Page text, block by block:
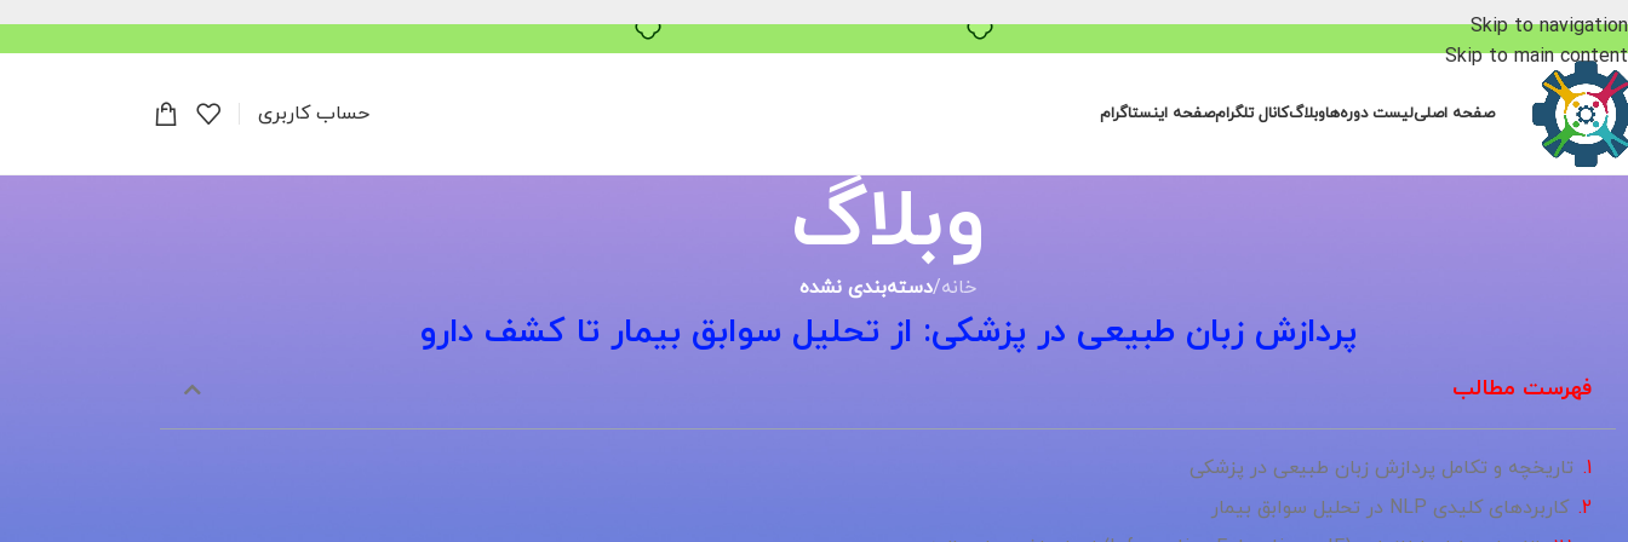
Skip to navigation
Skip to main content
صفحه اصلیلیست دوره‌هاوبلاگکانال تلگرامصفحه اینستاگرام حساب کاربری
وبلاگ
خانه/دسته‌بندی نشده
پردازش زبان طبیعی در پزشکی: از تحلیل سوابق بیمار تا کشف دارو
فهرست مطالب
تاریخچه و تکامل پردازش زبان طبیعی در پزشکی
کاربردهای کلیدی NLP در تحلیل سوابق بیمار